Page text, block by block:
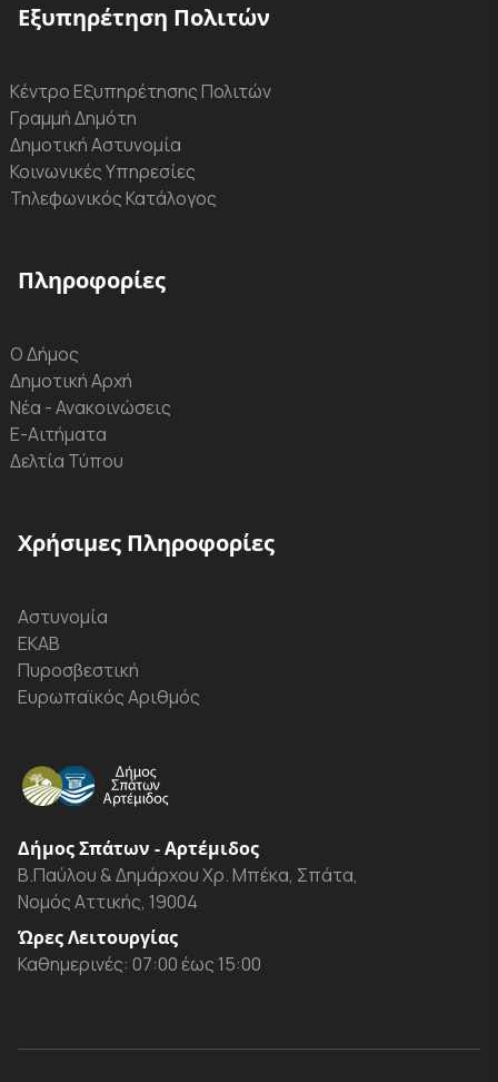
Εξυπηρέτηση Πολιτών
Κέντρο Εξυπηρέτησης Πολιτών
Γραμμή Δημότη
Δημοτική Αστυνομία
Κοινωνικές Υπηρεσίες
Τηλεφωνικός Κατάλογος
Πληροφορίες
Ο Δήμος
Δημοτική Αρχή
Νέα - Ανακοινώσεις
Ε-Αιτήματα
Δελτία Τύπου
Χρήσιμες Πληροφορίες
Αστυνομία
ΕΚΑΒ
Πυροσβεστική
Ευρωπαϊκός Αριθμός
Δήμος Σπάτων - Αρτέμιδος
Β.Παύλου & Δημάρχου Χρ. Μπέκα, Σπάτα,
Νομός Αττικής, 19004
Ώρες Λειτουργίας
Καθημερινές: 07:00 έως 15:00